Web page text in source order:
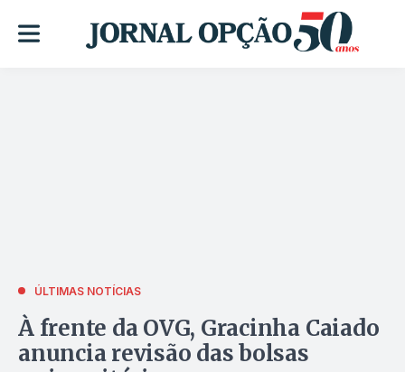
ÚLTIMAS NOTÍCIAS
À frente da OVG, Gracinha Caiado
anuncia revisão das bolsas